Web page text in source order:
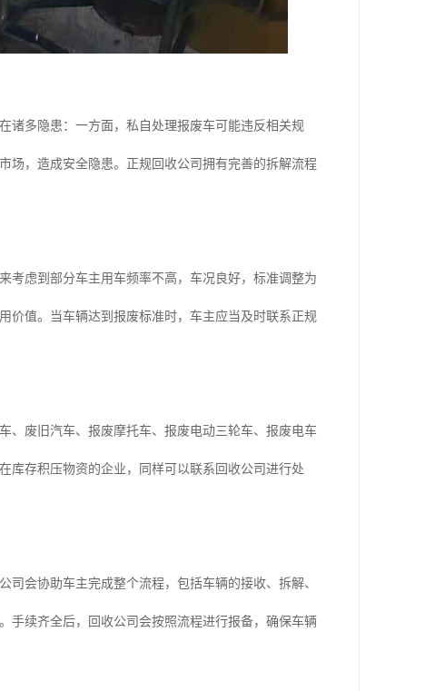
诸多隐患：一方面，私自处理报废车可能违反相关规
场，造成安全隐患。正规回收公司拥有完善的拆解流程
考虑到部分车主用车频率不高，车况良好，标准调整为
价值。当车辆达到报废标准时，车主应当及时联系正规
、废旧汽车、报废摩托车、报废电动三轮车、报废电车
库存积压物资的企业，同样可以联系回收公司进行处
会协助车主完成整个流程，包括车辆的接收、拆解、
手续齐全后，回收公司会按照流程进行报备，确保车辆